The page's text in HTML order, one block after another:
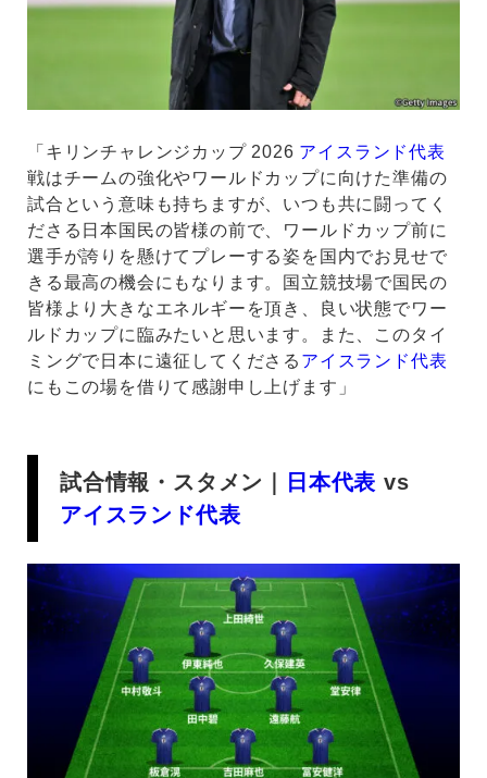
「キリンチャレンジカップ 2026 アイスランド代表
戦はチームの強化やワールドカップに向けた準備の
試合という意味も持ちますが、いつも共に闘ってく
ださる日本国民の皆様の前で、ワールドカップ前に
選手が誇りを懸けてプレーする姿を国内でお見せで
きる最高の機会にもなります。国立競技場で国民の
皆様より大きなエネルギーを頂き、良い状態でワー
ルドカップに臨みたいと思います。また、このタイ
ミングで日本に遠征してくださる アイスランド代表
にもこの場を借りて感謝申し上げます」
試合情報・スタメン｜ 日本代表 vs
アイスランド代表